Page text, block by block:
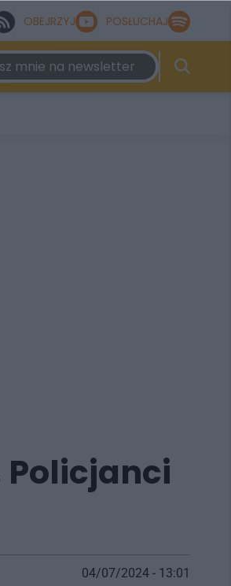
OBEJRZYJ POSŁUCHAJ
mnie na newsletter
Policjanci
04/07/2024 - 13:01